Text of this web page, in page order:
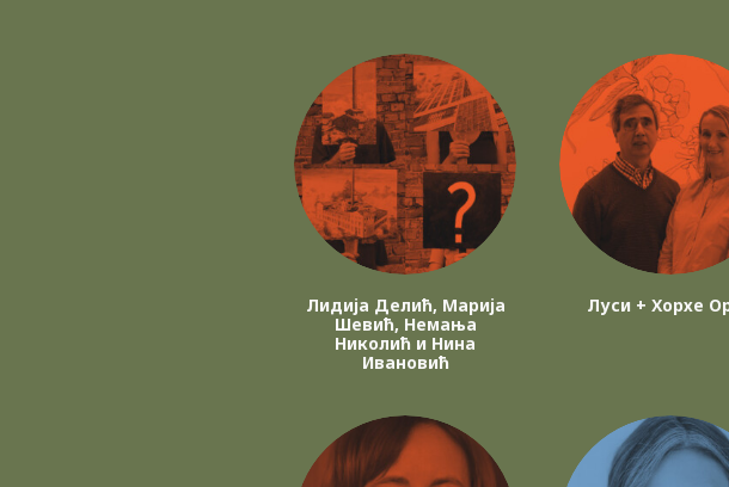
Лидија Делић, Марија
Шевић, Немања
Николић и Нина
Ивановић
Луси + Хорхе